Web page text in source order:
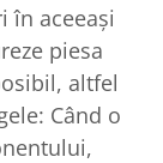
în aceeaşi
piesa
altfel
Când o